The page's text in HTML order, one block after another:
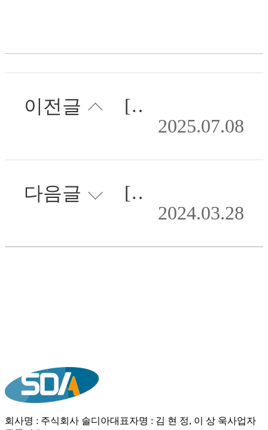
이전글
[인터뷰] 이상욱 솔디아 대표 ‘기술 품은 리더십으로 다시 짜는 솔디아의 성장 지도’
2025.07.08
다음글
[인터뷰] 솔디아 김정일 부사장 “안전한 사회를 만드는 데 보탬이 되고자 합니다”
2024.03.28
회사명 : 주식회사 솔디아대표자명 : 김 현 정, 이 상 욱사업자